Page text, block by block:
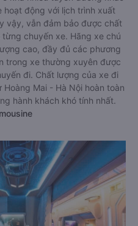
động với lịch trình xuất
vậy, vẫn đảm bảo được chất
chuyến xe. Hãng xe chú
cao, đầy đủ các phương
trong xe thường xuyên được
đi. Chất lượng của xe đi
Mai - Hà Nội hoàn toàn
hành khách khó tính nhất.